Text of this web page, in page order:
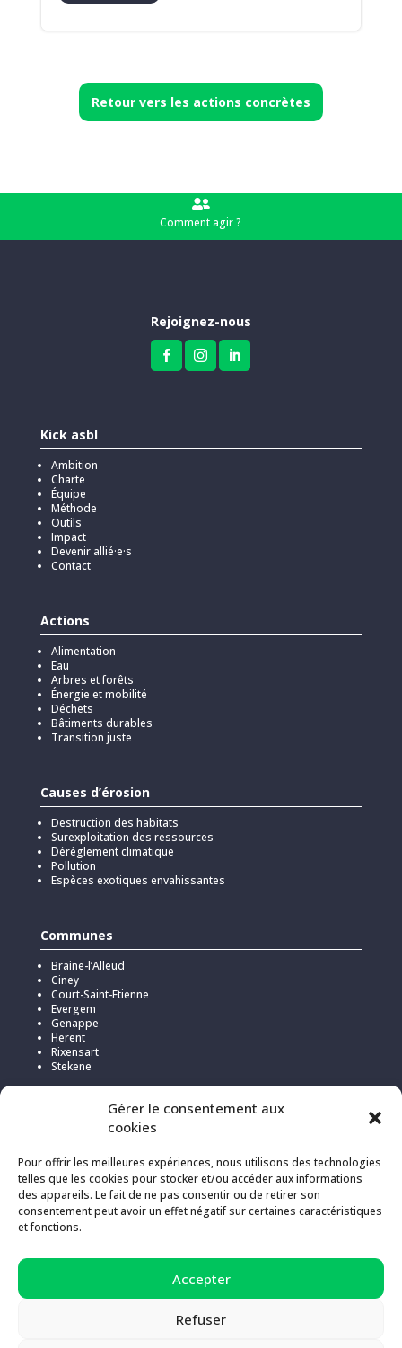
Gérer le consentement aux
cookies
Pour offrir les meilleures expériences, nous utilisons des technologies
telles que les cookies pour stocker et/ou accéder aux informations
des appareils. Le fait de ne pas consentir ou de retirer son
consentement peut avoir un effet négatif sur certaines caractéristiques
et fonctions.
Accepter
Refuser
Retour vers les actions concrètes

Comment agir ?
Rejoignez-nous
  
Kick asbl
Ambition
Charte
Équipe
Méthode
Outils
Impact
Devenir allié·e·s
Contact
Actions
Alimentation
Eau
Arbres et forêts
Énergie et mobilité
Déchets
Bâtiments durables
Transition juste
Causes d’érosion
Destruction des habitats
Surexploitation des ressources
Dérèglement climatique
Pollution
Espèces exotiques envahissantes
Communes
Braine-l’Alleud
Ciney
Court-Saint-Etienne
Evergem
Genappe
Herent
Rixensart
Stekene
politique responsable et transparente en matière d’émissions de
gaz à effet de serre (compensées à 200%).